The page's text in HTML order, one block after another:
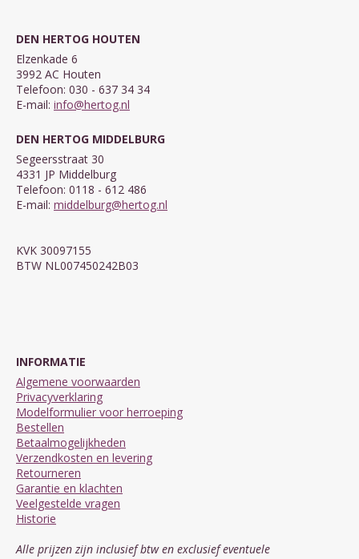
DEN HERTOG HOUTEN
Elzenkade 6
3992 AC Houten
Telefoon: 030 - 637 34 34
E-mail: info@hertog.nl
DEN HERTOG MIDDELBURG
Segeersstraat 30
4331 JP Middelburg
Telefoon: 0118 - 612 486
E-mail: middelburg@hertog.nl
KVK 30097155
BTW NL007450242B03
INFORMATIE
Algemene voorwaarden
Privacyverklaring
Modelformulier voor herroeping
Bestellen
Betaalmogelijkheden
Verzendkosten en levering
Retourneren
Garantie en klachten
Veelgestelde vragen
Historie
Alle prijzen zijn inclusief btw en exclusief eventuele